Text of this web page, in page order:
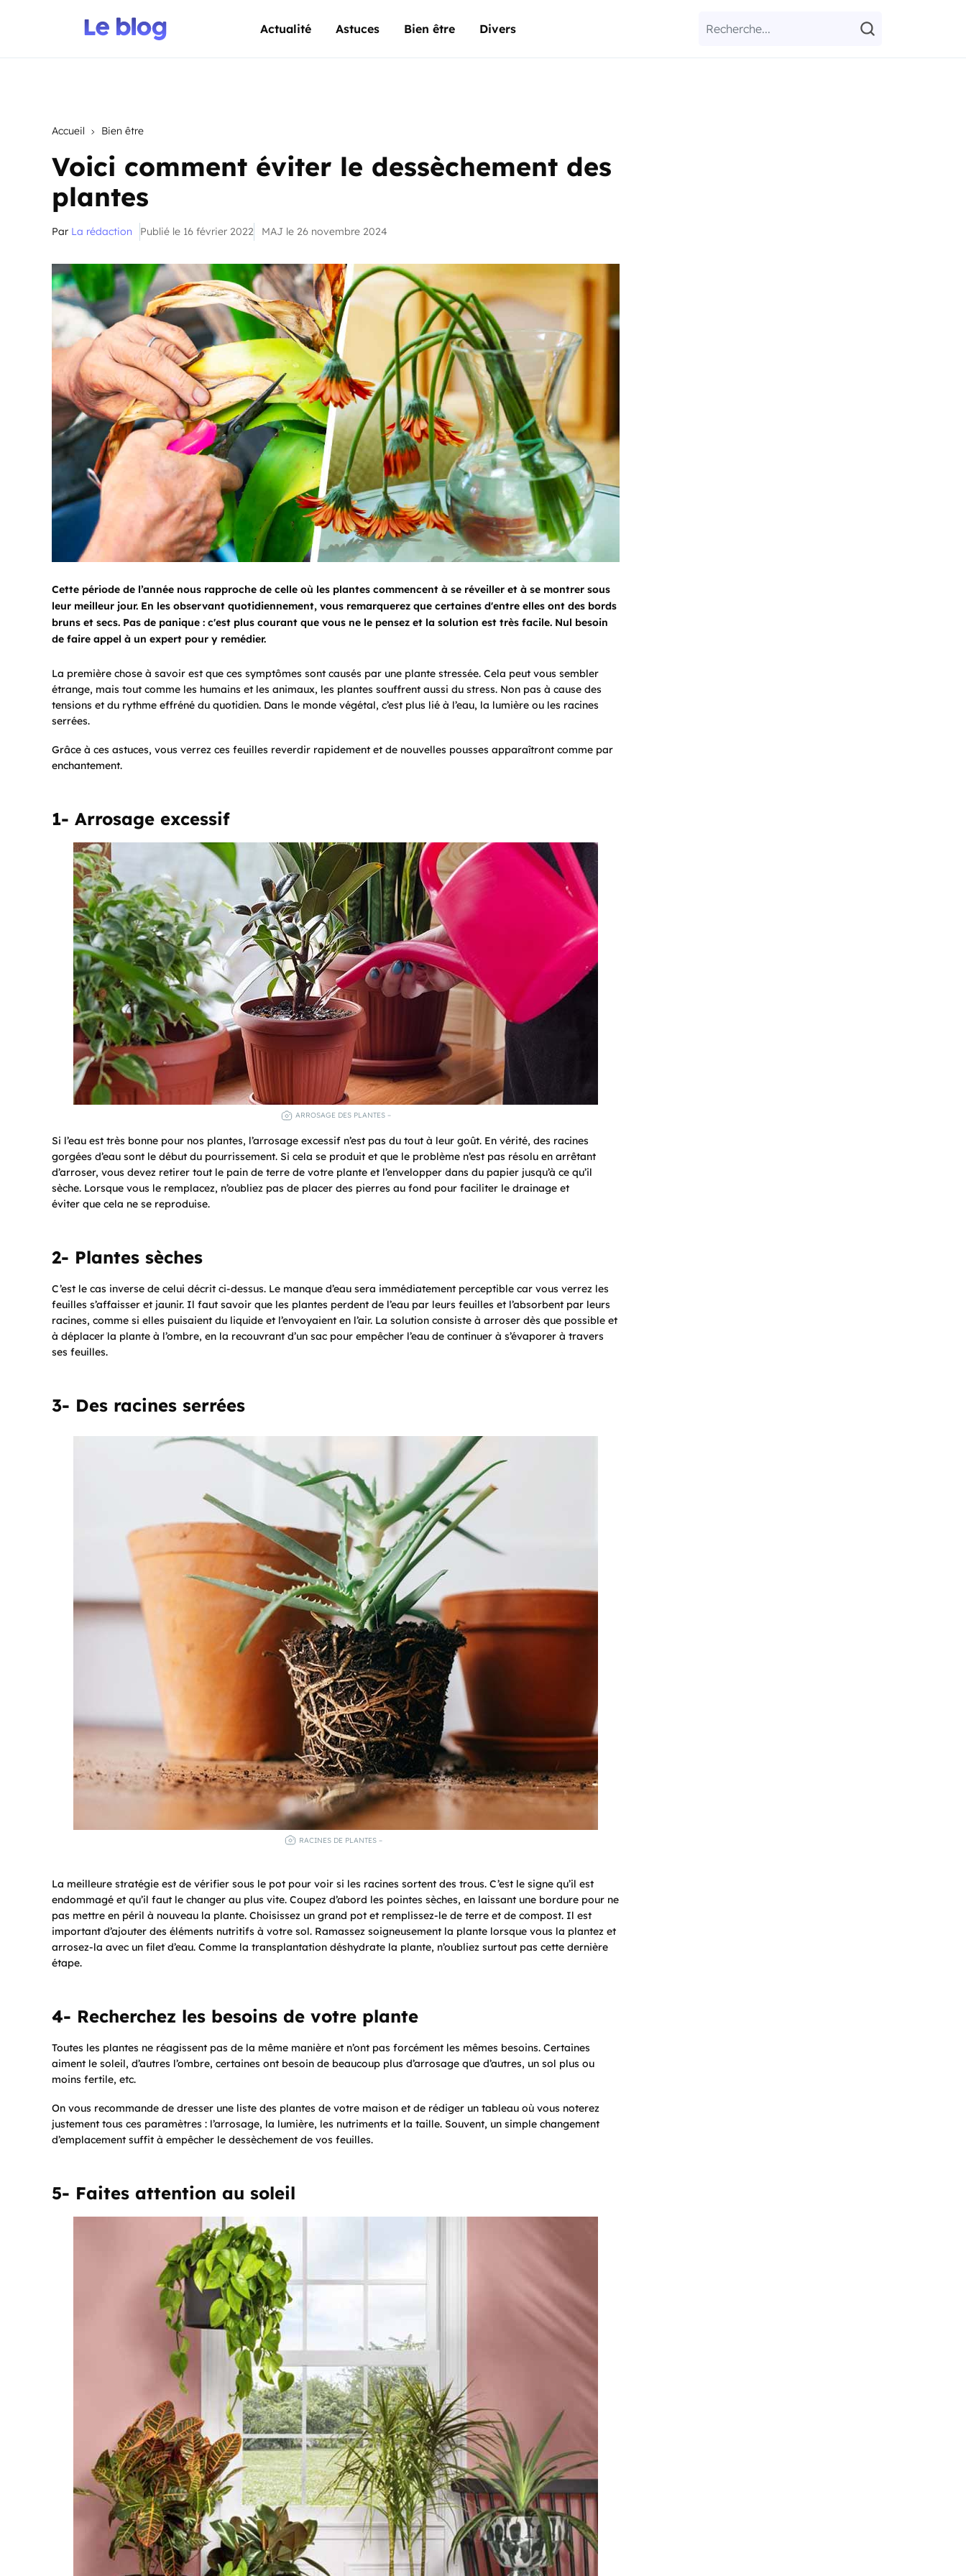
Actualité Astuces Bien être Divers
Accueil Bien être
Voici comment éviter le dessèchement des
plantes
Par La rédaction Publié le 16 février 2022 MAJ le 26 novembre 2024
Cette période de l’année nous rapproche de celle où les plantes commencent à se réveiller et à se montrer sous
leur meilleur jour. En les observant quotidiennement, vous remarquerez que certaines d'entre elles ont des bords
bruns et secs. Pas de panique : c'est plus courant que vous ne le pensez et la solution est très facile. Nul besoin
de faire appel à un expert pour y remédier.
La première chose à savoir est que ces symptômes sont causés par une plante stressée. Cela peut vous sembler
étrange, mais tout comme les humains et les animaux, les plantes souffrent aussi du stress. Non pas à cause des
tensions et du rythme effréné du quotidien. Dans le monde végétal, c’est plus lié à l’eau, la lumière ou les racines
serrées.
Grâce à ces astuces, vous verrez ces feuilles reverdir rapidement et de nouvelles pousses apparaîtront comme par
enchantement.
1- Arrosage excessif
ARROSAGE DES PLANTES –
Si l’eau est très bonne pour nos plantes, l’arrosage excessif n’est pas du tout à leur goût. En vérité, des racines
gorgées d’eau sont le début du pourrissement. Si cela se produit et que le problème n’est pas résolu en arrêtant
d’arroser, vous devez retirer tout le pain de terre de votre plante et l’envelopper dans du papier jusqu’à ce qu’il
sèche. Lorsque vous le remplacez, n’oubliez pas de placer des pierres au fond pour faciliter le drainage et
éviter que cela ne se reproduise.
2- Plantes sèches
C’est le cas inverse de celui décrit ci-dessus. Le manque d’eau sera immédiatement perceptible car vous verrez les
feuilles s’affaisser et jaunir. Il faut savoir que les plantes perdent de l’eau par leurs feuilles et l’absorbent par leurs
racines, comme si elles puisaient du liquide et l’envoyaient en l’air. La solution consiste à arroser dès que possible et
à déplacer la plante à l’ombre, en la recouvrant d’un sac pour empêcher l’eau de continuer à s’évaporer à travers
ses feuilles.
3- Des racines serrées
RACINES DE PLANTES –
La meilleure stratégie est de vérifier sous le pot pour voir si les racines sortent des trous. C’est le signe qu’il est
endommagé et qu’il faut le changer au plus vite. Coupez d’abord les pointes sèches, en laissant une bordure pour ne
pas mettre en péril à nouveau la plante. Choisissez un grand pot et remplissez-le de terre et de compost. Il est
important d’ajouter des éléments nutritifs à votre sol. Ramassez soigneusement la plante lorsque vous la plantez et
arrosez-la avec un filet d’eau. Comme la transplantation déshydrate la plante, n’oubliez surtout pas cette dernière
étape.
4- Recherchez les besoins de votre plante
Toutes les plantes ne réagissent pas de la même manière et n’ont pas forcément les mêmes besoins. Certaines
aiment le soleil, d’autres l’ombre, certaines ont besoin de beaucoup plus d’arrosage que d’autres, un sol plus ou
moins fertile, etc.
On vous recommande de dresser une liste des plantes de votre maison et de rédiger un tableau où vous noterez
justement tous ces paramètres : l’arrosage, la lumière, les nutriments et la taille. Souvent, un simple changement
d’emplacement suffit à empêcher le dessèchement de vos feuilles.
5- Faites attention au soleil